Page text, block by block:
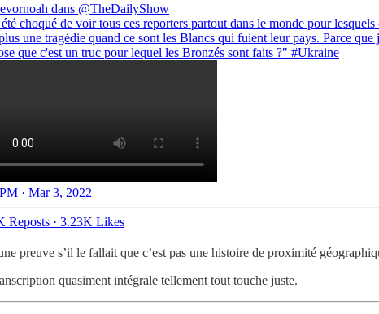
dans @TheDailyShow
choqué de voir tous ces reporters partout dans le monde pour lesquels
une tragédie quand ce sont les Blancs qui fuient leur pays. Parce que
que c'est un truc pour lequel les Bronzés sont faits ?" #Ukraine
· Mar 3, 2022
Reposts · 3.23K Likes
preuve s’il le fallait que c’est pas une histoire de proximité
quasiment intégrale tellement tout touche juste.